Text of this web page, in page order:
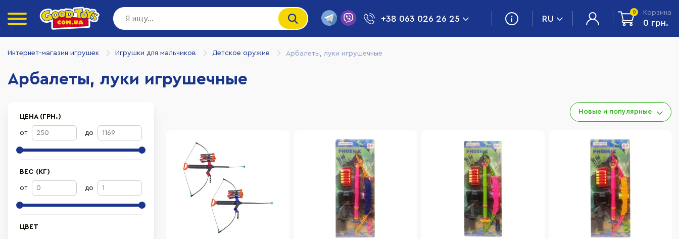
+38 063 026 26 25 RU
0 Корзина
0 грн.
Интернет-магазин игрушек Игрушки для мальчиков Детское оружие Арбалеты, луки игрушечные
Арбалеты, луки игрушечные
ЦЕНА (ГРН.)
от до
ВЕС (КГ)
от до
ЦВЕТ
Новые и популярные